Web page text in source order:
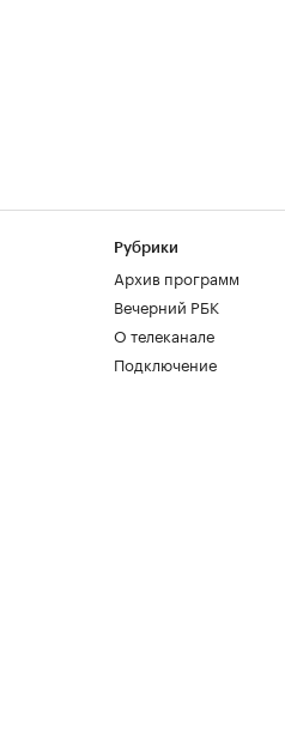
Рубрики
Архив программ
Вечерний РБК
О телеканале
Подключение